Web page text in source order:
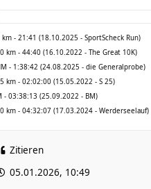
km - 21:41 (18.10.2025 - SportScheck Run)
km - 44:40 (16.10.2022 - The Great 10K)
- 1:38:42 (24.08.2025 - die Generalprobe)
km - 02:02:00 (15.05.2022 - S 25)
- 03:38:13 (25.09.2022 - BM)
km - 04:32:07 (17.03.2024 - Werderseelauf)
Zitieren
05.01.2026, 10:49